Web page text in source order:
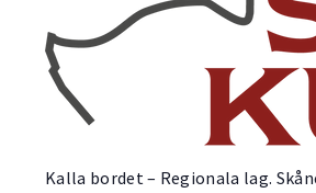
Kalla bordet – Regionala lag.